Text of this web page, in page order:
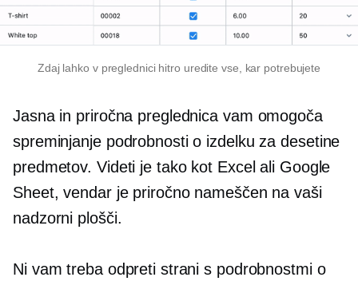
Zdaj lahko v preglednici hitro uredite vse, kar potrebujete
Jasna in priročna preglednica vam omogoča
spreminjanje podrobnosti o izdelku za desetine
predmetov. Videti je tako kot Excel ali Google
Sheet, vendar je priročno nameščen na vaši
nadzorni plošči.
Ni vam treba odpreti strani s podrobnostmi o